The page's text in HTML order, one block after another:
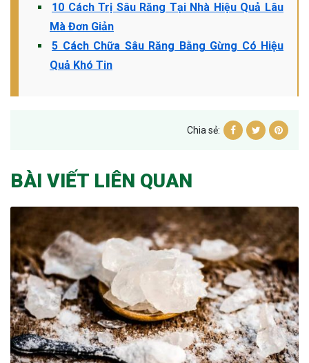
10 Cách Trị Sâu Răng Tại Nhà Hiệu Quả Lâu
Mà Đơn Giản
5 Cách Chữa Sâu Răng Bằng Gừng Có Hiệu
Quả Khó Tin
Chia sẻ:
BÀI VIẾT LIÊN QUAN